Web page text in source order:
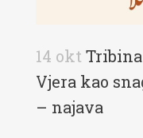
14 okt Tribina
Vjera kao
– najava